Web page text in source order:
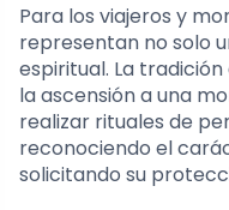
Para los viajeros y
representan no solo
espiritual. La
la ascensión a una
realizar rituales de
reconociendo el
solicitando su